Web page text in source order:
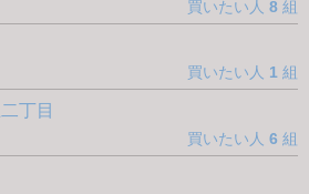
買いたい人 8 組
買いたい人 1 組
丁目
買いたい人 6 組